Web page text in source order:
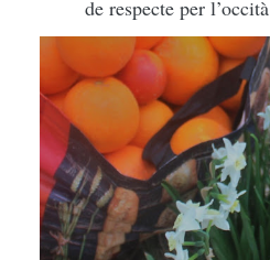
de respecte per